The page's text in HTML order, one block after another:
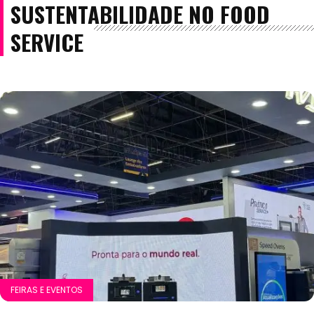
SUSTENTABILIDADE NO FOOD
SERVICE
FEIRAS E EVENTOS